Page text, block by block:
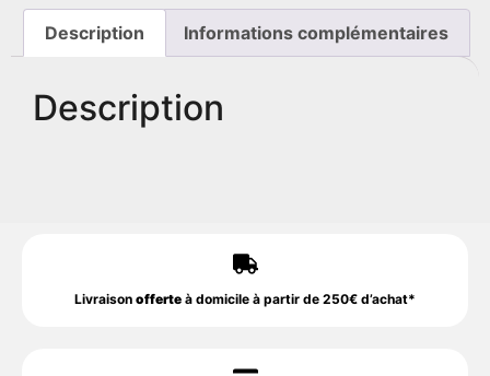
Description Informations complémentaires
Description
Livraison offerte à domicile à partir de 250€ d’achat*